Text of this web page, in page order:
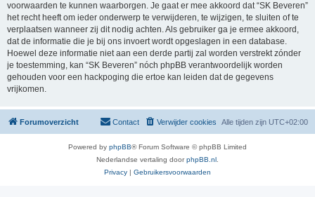
voorwaarden te kunnen waarborgen. Je gaat er mee akkoord dat “SK Beveren”
het recht heeft om ieder onderwerp te verwijderen, te wijzigen, te sluiten of te
verplaatsen wanneer zij dit nodig achten. Als gebruiker ga je ermee akkoord,
dat de informatie die je bij ons invoert wordt opgeslagen in een database.
Hoewel deze informatie niet aan een derde partij zal worden verstrekt zónder
je toestemming, kan “SK Beveren” nóch phpBB verantwoordelijk worden
gehouden voor een hackpoging die ertoe kan leiden dat de gegevens
vrijkomen.
Forumoverzicht Alle tijden zijn UTC+02:00
Verwijder cookies
Contact
Powered by phpBB® Forum Software © phpBB Limited
Nederlandse vertaling doorphpBB.nl
Privacy | Gebruikersvoorwaarden